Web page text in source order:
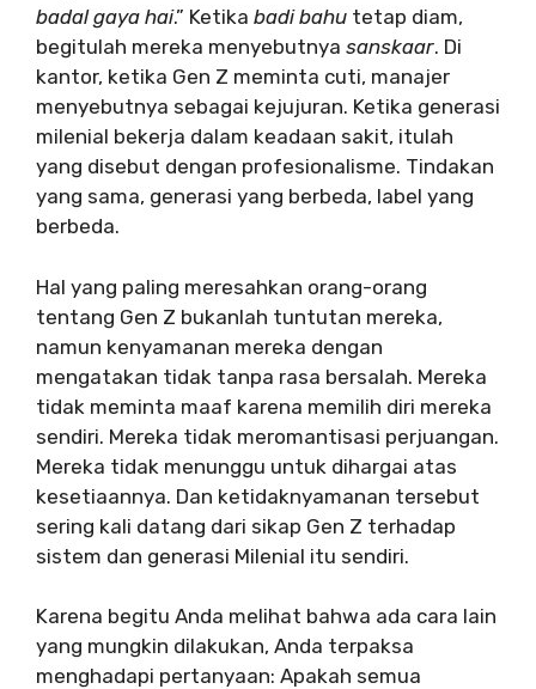
badal gaya hai.” Ketika badi bahu tetap diam,
begitulah mereka menyebutnya sanskaar. Di
kantor, ketika Gen Z meminta cuti, manajer
menyebutnya sebagai kejujuran. Ketika generasi
milenial bekerja dalam keadaan sakit, itulah
yang disebut dengan profesionalisme. Tindakan
yang sama, generasi yang berbeda, label yang
berbeda.
Hal yang paling meresahkan orang-orang
tentang Gen Z bukanlah tuntutan mereka,
namun kenyamanan mereka dengan
mengatakan tidak tanpa rasa bersalah. Mereka
tidak meminta maaf karena memilih diri mereka
sendiri. Mereka tidak meromantisasi perjuangan.
Mereka tidak menunggu untuk dihargai atas
kesetiaannya. Dan ketidaknyamanan tersebut
sering kali datang dari sikap Gen Z terhadap
sistem dan generasi Milenial itu sendiri.
Karena begitu Anda melihat bahwa ada cara lain
yang mungkin dilakukan, Anda terpaksa
menghadapi pertanyaan: Apakah semua